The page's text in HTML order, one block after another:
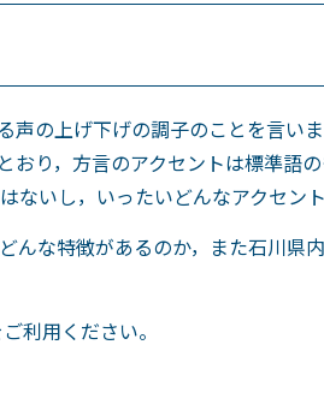
の上げ下げの調子のことを言い
り，方言のアクセントは標準語
いし，いったいどんなアクセン
んな特徴があるのか，また石川県
利用ください。